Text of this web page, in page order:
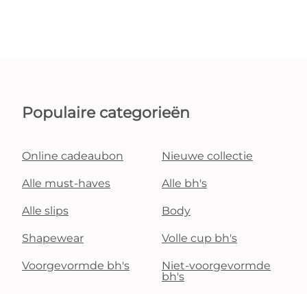
Populaire categorieën
Online cadeaubon Nieuwe collectie
Alle must-haves Alle bh's
Alle slips Body
Shapewear Volle cup bh's
Voorgevormde bh's
Niet-voorgevormde
bh's